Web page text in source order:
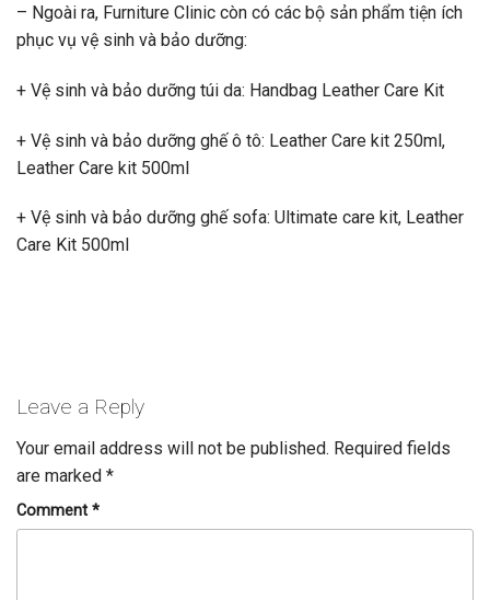
– Ngoài ra, Furniture Clinic còn có các bộ sản phẩm tiện ích
phục vụ vệ sinh và bảo dưỡng:
+ Vệ sinh và bảo dưỡng túi da: Handbag Leather Care Kit
+ Vệ sinh và bảo dưỡng ghế ô tô: Leather Care kit 250ml,
Leather Care kit 500ml
+ Vệ sinh và bảo dưỡng ghế sofa: Ultimate care kit, Leather
Care Kit 500ml
Leave a Reply
Your email address will not be published. Required fields
are marked *
Comment *